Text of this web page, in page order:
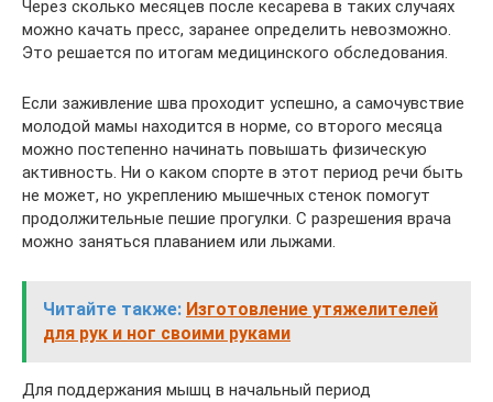
Через сколько месяцев после кесарева в таких случаях
можно качать пресс, заранее определить невозможно.
Это решается по итогам медицинского обследования.
Если заживление шва проходит успешно, а самочувствие
молодой мамы находится в норме, со второго месяца
можно постепенно начинать повышать физическую
активность. Ни о каком спорте в этот период речи быть
не может, но укреплению мышечных стенок помогут
продолжительные пешие прогулки. С разрешения врача
можно заняться плаванием или лыжами.
Читайте также: Изготовление утяжелителей
для рук и ног своими руками
Для поддержания мышц в начальный период